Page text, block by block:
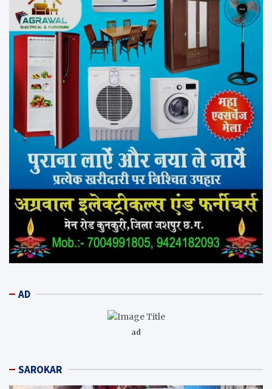
AD
ad
SAROKAR